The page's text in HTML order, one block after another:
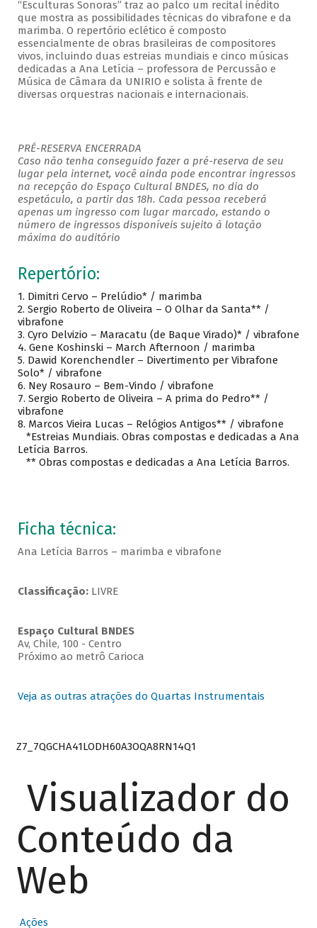
“Esculturas Sonoras” traz ao palco um recital inédito
que mostra as possibilidades técnicas do vibrafone e da
marimba. O repertório eclético é composto
essencialmente de obras brasileiras de compositores
vivos, incluindo duas estreias mundiais e cinco músicas
dedicadas a Ana Letícia – professora de Percussão e
Música de Câmara da UNIRIO e solista à frente de
diversas orquestras nacionais e internacionais.
PRÉ-RESERVA ENCERRADA
Caso não tenha conseguido fazer a pré-reserva de seu
lugar pela internet, você ainda pode encontrar ingressos
na recepção do Espaço Cultural BNDES, no dia do
espetáculo, a partir das 18h. Cada pessoa receberá
apenas um ingresso com lugar marcado, estando o
número de ingressos disponíveis sujeito à lotação
máxima do auditório
Repertório:
1. Dimitri Cervo – Prelúdio* / marimba
2. Sergio Roberto de Oliveira – O Olhar da Santa** /
vibrafone
3. Cyro Delvizio – Maracatu (de Baque Virado)* / vibrafone
4. Gene Koshinski – March Afternoon / marimba
5. Dawid Korenchendler – Divertimento per Vibrafone
Solo* / vibrafone
6. Ney Rosauro – Bem-Vindo / vibrafone
7. Sergio Roberto de Oliveira – A prima do Pedro** /
vibrafone
8. Marcos Vieira Lucas – Relógios Antigos** / vibrafone
*Estreias Mundiais. Obras compostas e dedicadas a Ana
Letícia Barros.
** Obras compostas e dedicadas a Ana Letícia Barros.
Ficha técnica:
Ana Letícia Barros – marimba e vibrafone
Classificação:LIVRE
Espaço Cultural BNDES
Av, Chile, 100 - Centro
Próximo ao metrô Carioca
Veja as outras atrações do Quartas Instrumentais
Z7_7QGCHA41LODH60A3OQA8RN14Q1
Visualizador do
Conteúdo da
Web
Ações